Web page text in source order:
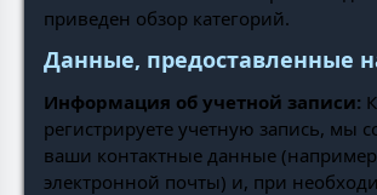
приведен обзор категорий.
Данные, предоставленные
Информация об учетной записи:
регистрируете учетную запись, мы
ваши контактные данные
электронной почты) и, при